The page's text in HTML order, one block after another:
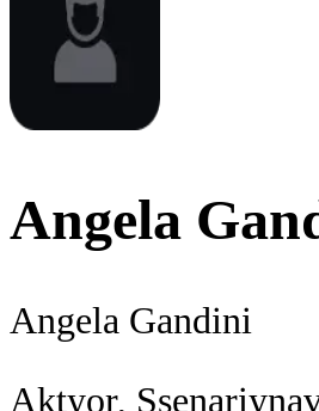
Angela
Angela Gandini
Aktyor,